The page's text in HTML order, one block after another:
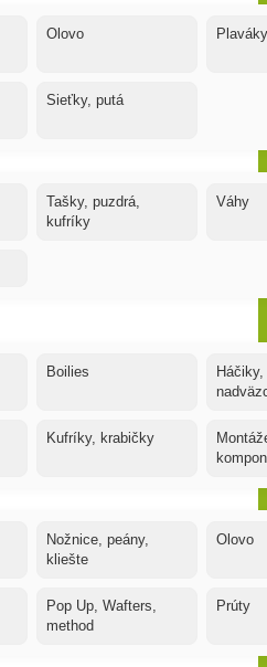
Olovo Plaváky
Sieťky, putá
Tašky, puzdrá,
kufríky
Váhy
Boilies
Kufríky, krabičky
Nožnice, peány,
kliešte
Olovo
Pop Up, Wafters,
method
Prúty